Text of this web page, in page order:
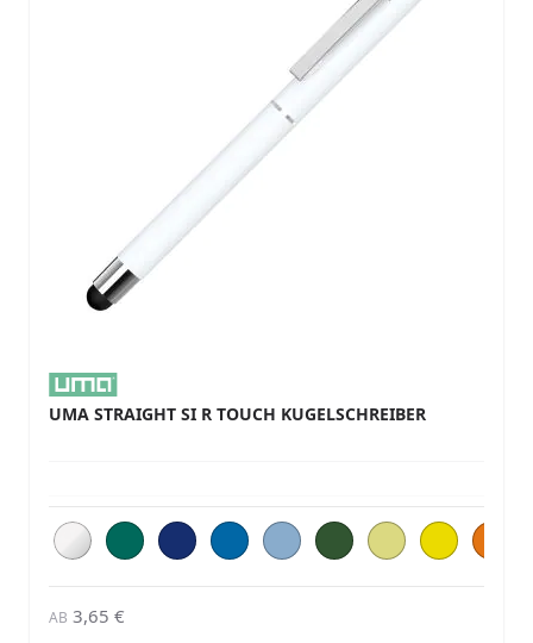
UMA STRAIGHT SI R TOUCH KUGELSCHREIBER
AB 3,65 €